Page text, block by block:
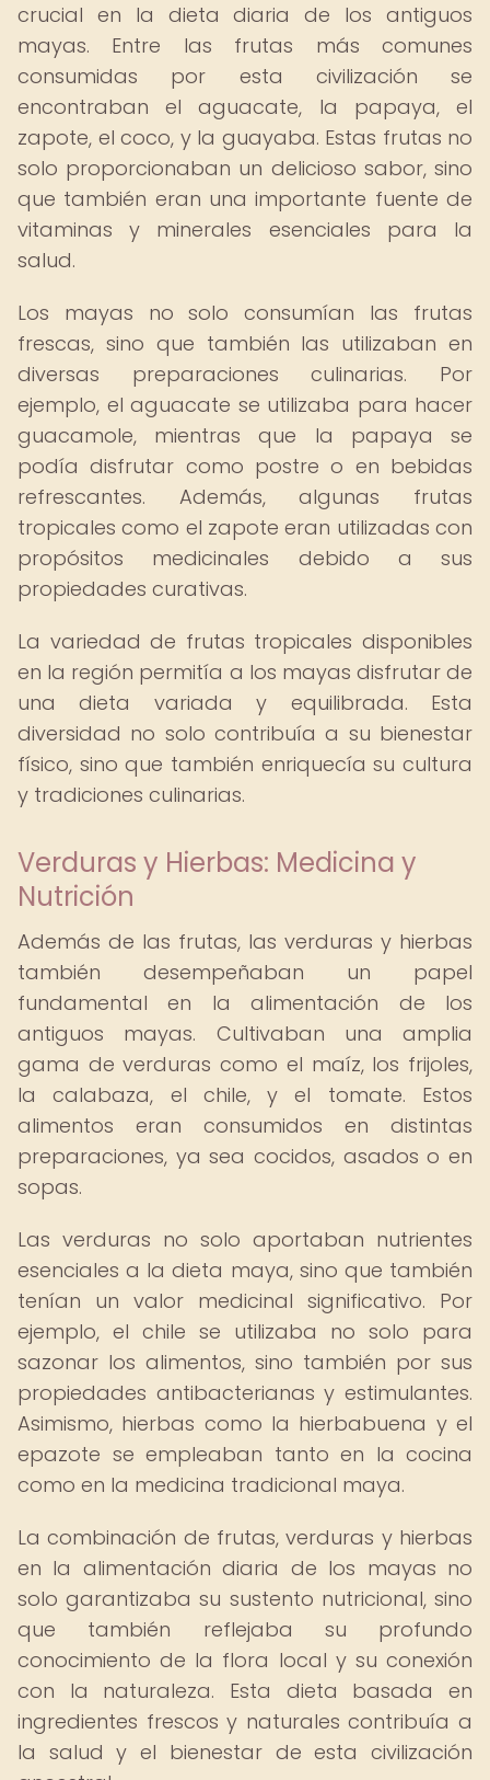
crucial en la dieta diaria de los antiguos
mayas. Entre las frutas más comunes
consumidas por esta civilización se
encontraban el aguacate, la papaya, el
zapote, el coco, y la guayaba. Estas frutas no
solo proporcionaban un delicioso sabor, sino
que también eran una importante fuente de
vitaminas y minerales esenciales para la
salud.
Los mayas no solo consumían las frutas
frescas, sino que también las utilizaban en
diversas preparaciones culinarias. Por
ejemplo, el aguacate se utilizaba para hacer
guacamole, mientras que la papaya se
podía disfrutar como postre o en bebidas
refrescantes. Además, algunas frutas
tropicales como el zapote eran utilizadas con
propósitos medicinales debido a sus
propiedades curativas.
La variedad de frutas tropicales disponibles
en la región permitía a los mayas disfrutar de
una dieta variada y equilibrada. Esta
diversidad no solo contribuía a su bienestar
físico, sino que también enriquecía su cultura
y tradiciones culinarias.
Verduras y Hierbas: Medicina y
Nutrición
Además de las frutas, las verduras y hierbas
también desempeñaban un papel
fundamental en la alimentación de los
antiguos mayas. Cultivaban una amplia
gama de verduras como el maíz, los frijoles,
la calabaza, el chile, y el tomate. Estos
alimentos eran consumidos en distintas
preparaciones, ya sea cocidos, asados o en
sopas.
Las verduras no solo aportaban nutrientes
esenciales a la dieta maya, sino que también
tenían un valor medicinal significativo. Por
ejemplo, el chile se utilizaba no solo para
sazonar los alimentos, sino también por sus
propiedades antibacterianas y estimulantes.
Asimismo, hierbas como la hierbabuena y el
epazote se empleaban tanto en la cocina
como en la medicina tradicional maya.
La combinación de frutas, verduras y hierbas
en la alimentación diaria de los mayas no
solo garantizaba su sustento nutricional, sino
que también reflejaba su profundo
conocimiento de la flora local y su conexión
con la naturaleza. Esta dieta basada en
ingredientes frescos y naturales contribuía a
la salud y el bienestar de esta civilización